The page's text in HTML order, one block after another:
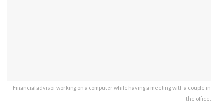
Financial advisor working on a computer while having a meeting with a couple in
the office.